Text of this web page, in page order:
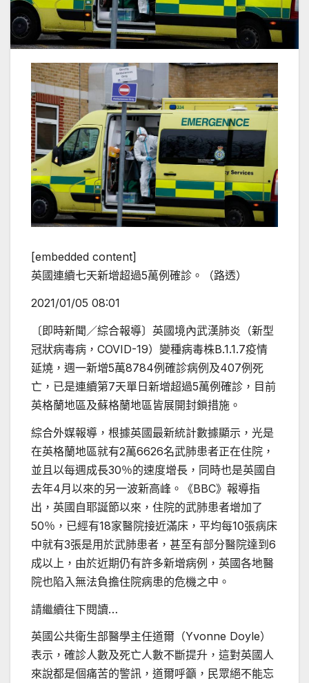
[embedded content]
英國連續七天新增超過5萬例確診。（路透）
2021/01/05 08:01
〔即時新聞／綜合報導〕英國境內武漢肺炎（新型
冠狀病毒病，COVID-19）變種病毒株B.1.1.7疫情
延燒，週一新增5萬8784例確診病例及407例死
亡，已是連續第7天單日新增超過5萬例確診，目前
英格蘭地區及蘇格蘭地區皆展開封鎖措施。
綜合外媒報導，根據英國最新統計數據顯示，光是
在英格蘭地區就有2萬6626名武肺患者正在住院，
並且以每週成長30％的速度增長，同時也是英國自
去年4月以來的另一波新高峰。《BBC》報導指
出，英國自耶誕節以來，住院的武肺患者增加了
50％，已經有18家醫院接近滿床，平均每10張病床
中就有3張是用於武肺患者，甚至有部分醫院達到6
成以上，由於近期仍有許多新增病例，英國各地醫
院也陷入無法負擔住院病患的危機之中。
請繼續往下閱讀…
英國公共衛生部醫學主任道爾（Yvonne Doyle）
表示，確診人數及死亡人數不斷提升，這對英國人
來說都是個痛苦的警訊，道爾呼籲，民眾絕不能忘